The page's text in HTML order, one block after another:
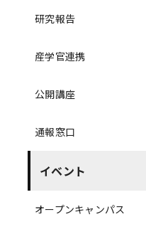
研究報告
産学官連携
公開講座
通報窓口
イベント
オープンキャンパス